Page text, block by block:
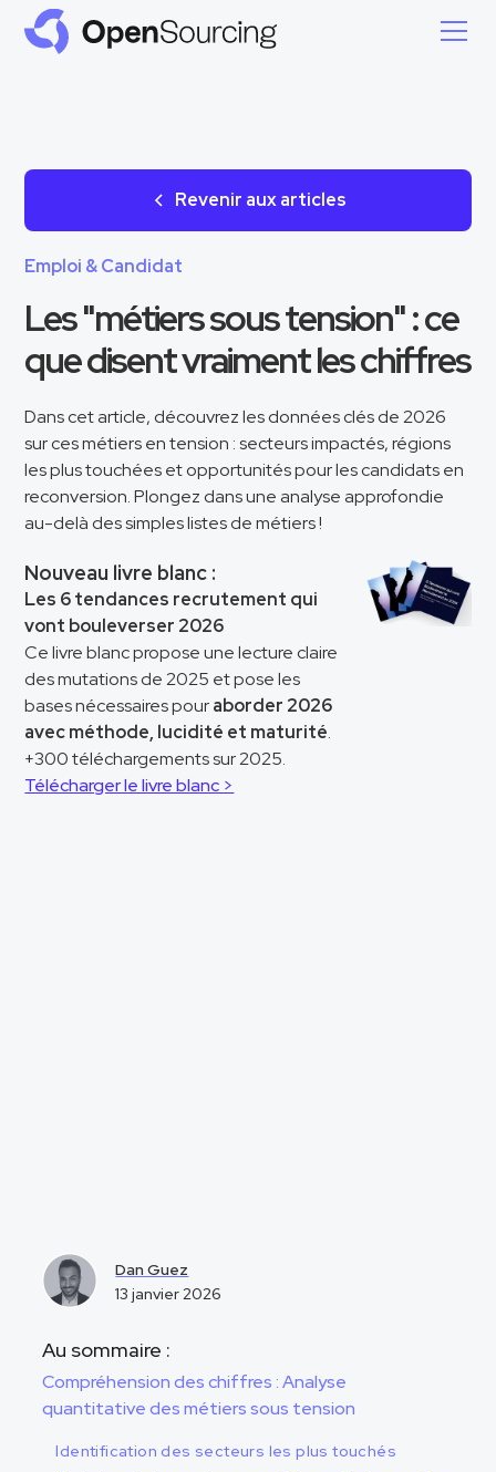
Revenir aux articles
Emploi & Candidat
Les "métiers sous tension" : ce
que disent vraiment les chiffres
Dans cet article, découvrez les données clés de 2026
sur ces métiers en tension : secteurs impactés, régions
les plus touchées et opportunités pour les candidats en
reconversion. Plongez dans une analyse approfondie
au-delà des simples listes de métiers !
Nouveau livre blanc :
Les 6 tendances recrutement qui
vont bouleverser 2026
Ce livre blanc propose une lecture claire
des mutations de 2025 et pose les
bases nécessaires pouraborder 2026
avec méthode, lucidité et maturité.
+300 téléchargements sur 2025.
Télécharger le livre blanc >
Dan Guez
13 janvier 2026
Au sommaire :
Compréhension des chiffres : Analyse
quantitative des métiers sous tension
Identification des secteurs les plus touchés